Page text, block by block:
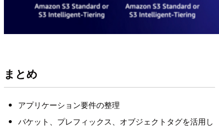
まとめ
アプリケーション要件の整理
バケット、プレフィックス、オブジェクトタグを活用し